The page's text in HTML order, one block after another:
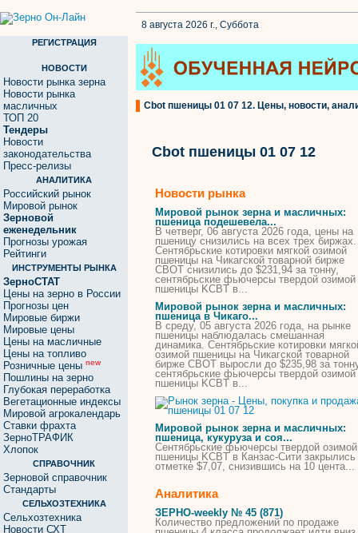
8 августа 2026 г., Суббота
РЕГИСТРАЦИЯ
НОВОСТИ
Новости рынка зерна
Новости рынка
масличных
ТОП 20
Тендеры
Новости
законодательства
Пресс-релизы
АНАЛИТИКА
Российский рынок
Мировой рынок
Зерновой
еженедельник
Прогнозы урожая
Рейтинги
ИНСТРУМЕНТЫ РЫНКА
ЗерноСТАТ
Цены на зерно в России
Прогнозы цен
Мировые биржи
Мировые цены
Цены на масличные
Цены на топливо
Розничные цены new
Пошлины на зерно
Глубокая переработка
Вегетационные индексы
Мировой агрокалендарь
Ставки фрахта
ЗерноТРАФИК
Хлопок
СПРАВОЧНИК
Зерновой справочник
Стандарты
СЕЛЬХОЗТЕХНИКА
Сельхозтехника
Новости СХТ
Cbot пшеницы 01 07 12. Цены, новости,
Cbot пшеницы 01 07 12
Новости рынка
Мировой рынок зерна и масличных:
пшеницаподешевела...
В четверг, 06 августа 2026 года, цены на
пшеницу снизились на всех трех биржах.
Сентябрьские котировки мягкой озимой
пшеницы на Чикагской товарной бирже
CBOT снизились до $231,94 за тонну,
сентябрьские фьючерсы твердой озимой
пшеницы KCBT в...
Мировой рынок зерна и масличных:
пшеницав Чикаго...
В среду, 05 августа 2026 года, на рынке
пшеницы наблюдалась смешанная
динамика. Сентябрьские котировки
озимой пшеницы на Чикагской товарной
бирже CBOT выросли до $235,98 за
сентябрьские фьючерсы твердой озимой
пшеницы KCBT в...
Мировой рынок зерна и масличных:
пшеница, кукуруза и соя...
Сентябрьские фьючерсы твердой озимой
пшеницы KCBT в Канзас-Сити закрылись
отметке $7,07, снизившись на 10 цента...
Аналитика
ЗЕРНО-weekly № 45 (871)
Количество предложений по продаже